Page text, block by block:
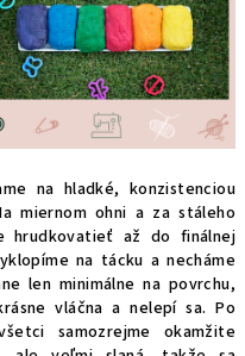
na hladké, konzistenciou
miernom ohni a za stáleho
hrudkovatieť až do finálnej
na tácku a necháme
len minimálne na povrchu,
vláčna a nelepí sa. Po
samozrejme okamžite